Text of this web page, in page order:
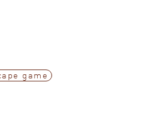
game